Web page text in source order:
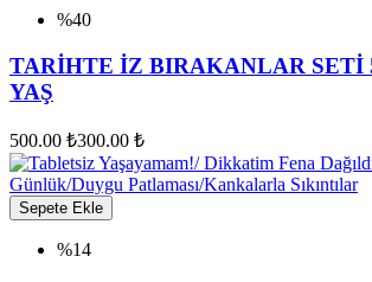
%40
TARİHTE İZ BIRAKANLAR SETİ
YAŞ
500.00 ₺300.00 ₺
Sepete Ekle
%14